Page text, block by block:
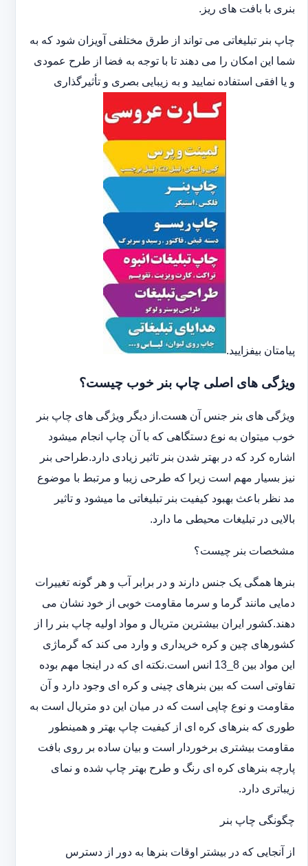
بنری با بافت های ریز.
چاپ بنر تبلیغاتی می تواند از طرق مختلفی آویزان شود که به
شما این امکان را می دهند تا با توجه به فضا از طرح عمودی
و یا افقی استفاده نمایید و به زیبایی بصری و تأثیرگذاری
پیامتان بیفزایید.
ویژگی های اصلی چاپ بنر خوب چیست؟
ویژگی های بنر جنس آن هست.از دیگر ویژگی های چاپ بنر
خوب میتوان به نوع دستگاهی که با آن چاپ انجام میشود
اشاره کرد که در بهتر شدن بنر تاثیر زیادی دارد.طراحی بنر
نیز بسیار مهم است زیرا که طرحی زیبا و مرتبط با موضوع
مد نظر باعث بهبود کیفیت بنر تبلیغاتی ما میشود و تاثیر
بالایی در تبلیغات محیطی ما دارد.
مشخصات بنر چیست؟
بنرها همگی یک جنس دارند و در برابر آب و هر گونه تغییرات
دمایی مانند گرما و سرما مقاومت خوبی از خود نشان می
دهند.کشور ایران بیشترین متریال و مواد اولیه چاپ بنر را از
کشورهای چین و کره خریداری و وارد می کند که گرماژی
این مواد بین 8_13 انس است.نکته ای که در اینجا مهم بوده
تفاوتی است که بین بنرهای چینی و کره ای وجود دارد و آن
مقاومت و نوع چاپی است که در میان این دو متریال است به
طوری که بنرهای کره ای از کیفیت چاپ بهتر و همینطور
مقاومت بیشتری برخوردار است و بیان ساده بر روی بافت
پارچه بنرهای کره ای رنگ و طرح بهتر چاپ شده و نمای
زیباتری دارد.
چگونگی چاپ بنر
از آنجایی که در بیشتر اوقات بنرها به دور از دسترس